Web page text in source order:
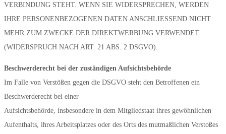
VERBINDUNG STEHT. WENN SIE WIDERSPRECHEN, WERDEN
IHRE PERSONENBEZOGENEN DATEN ANSCHLIESSEND NICHT
MEHR ZUM ZWECKE DER DIREKTWERBUNG VERWENDET
(WIDERSPRUCH NACH ART. 21 ABS. 2 DSGVO).
Beschwerderecht bei der zuständigen Aufsichtsbehörde
Im Falle von Verstößen gegen die DSGVO steht den Betroffenen ein
Beschwerderecht bei einer
Aufsichtsbehörde, insbesondere in dem Mitgliedstaat ihres gewöhnlichen
Aufenthalts, ihres Arbeitsplatzes oder des Orts des mutmaßlichen Verstoßes